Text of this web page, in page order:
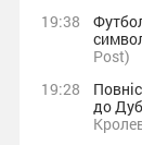
19:38
Post)
19:28
до